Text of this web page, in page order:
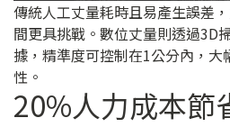
傳統人工丈量耗時且易產生誤差
間更具挑戰。數位丈量則透過3D
據，精準度可控制在1公分內，大
性。
20%人力成本節